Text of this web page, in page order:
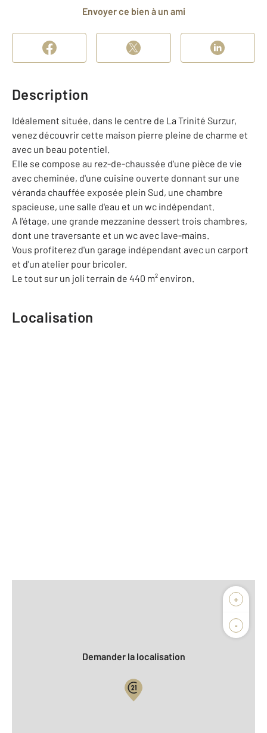
Envoyer ce bien à un ami
Description
Idéalement située, dans le centre de La Trinité Surzur,
venez découvrir cette maison pierre pleine de charme et
avec un beau potentiel.
Elle se compose au rez-de-chaussée d'une pièce de vie
avec cheminée, d'une cuisine ouverte donnant sur une
véranda chauffée exposée plein Sud, une chambre
spacieuse, une salle d'eau et un wc indépendant.
A l'étage, une grande mezzanine dessert trois chambres,
dont une traversante et un wc avec lave-mains.
Vous profiterez d'un garage indépendant avec un carport
et d'un atelier pour bricoler.
Le tout sur un joli terrain de 440 m² environ.
Localisation
+
-
Biens vendus
Demander la localisation